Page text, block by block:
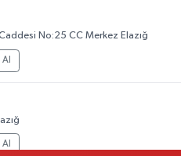
No:25 CC Merkez Elazığ